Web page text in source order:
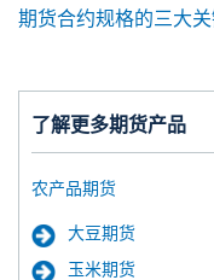
了解更多期货产品
农产品期货
大豆期货
玉米期货
期货合约规格的三大